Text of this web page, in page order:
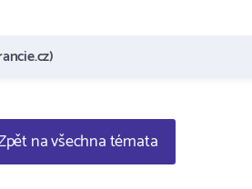
na všechna témata